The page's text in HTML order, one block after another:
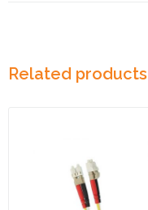
Related products